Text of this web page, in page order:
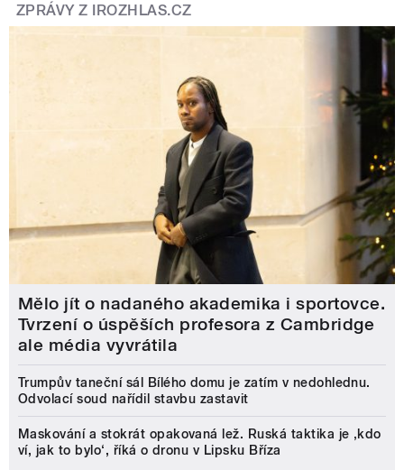
ZPRÁVY Z IROZHLAS.CZ
Mělo jít o nadaného akademika i sportovce.
Tvrzení o úspěších profesora z Cambridge
ale média vyvrátila
Trumpův taneční sál Bílého domu je zatím v nedohlednu.
Odvolací soud nařídil stavbu zastavit
Maskování a stokrát opakovaná lež. Ruská taktika je ‚kdo
ví, jak to bylo‘, říká o dronu v Lipsku Bříza